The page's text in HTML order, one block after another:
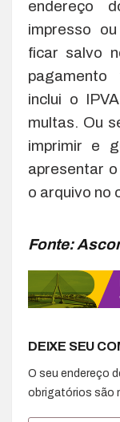
endereço
impresso
ficar salvo
inclui o
multas. Ou
imprimir e
apresentar
o arquivo no
Fonte:
DEIXE SEU
O seu endereço
obrigatórios são